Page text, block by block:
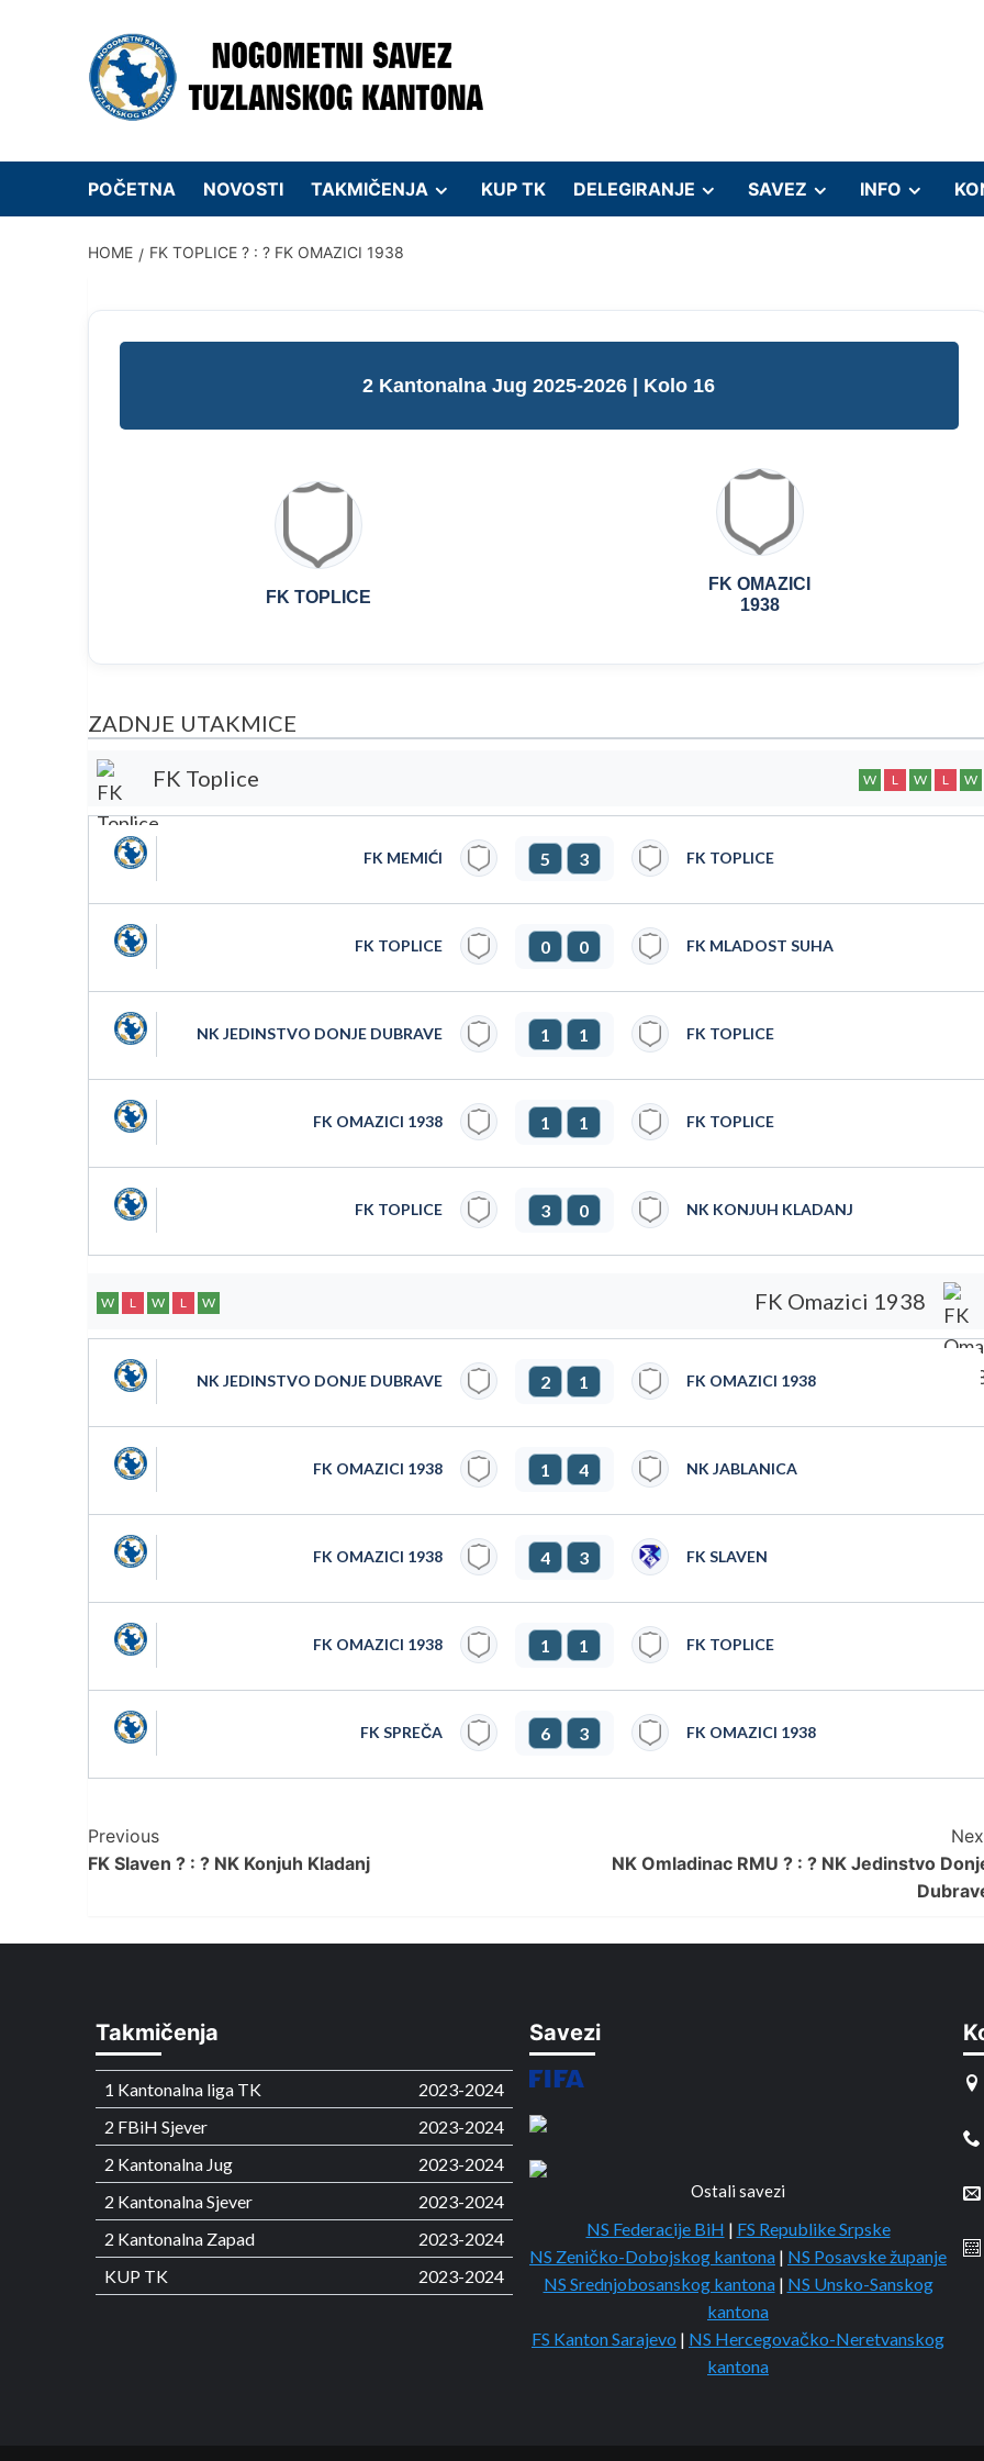
POČETNA NOVOSTI TAKMIČENJA KUP TK DELEGIRANJE SAVEZ INFO
HOME FK TOPLICE ? : ? FK OMAZICI 1938
2 Kantonalna Jug 2025-2026 | Kolo 16
FK TOPLICE
FK OMAZICI
1938
ZADNJE UTAKMICE
FK Toplice W L W L W
FK MEMIĆI 5 3 FK TOPLICE
FK TOPLICE 0 0 FK MLADOST SUHA
NK JEDINSTVO DONJE DUBRAVE 1 1 FK TOPLICE
FK OMAZICI 1938 1 1 FK TOPLICE
FK TOPLICE 3 0 NK KONJUH KLADANJ
FK Omazici 1938
W L W L W
NK JEDINSTVO DONJE DUBRAVE 2 1 FK OMAZICI 1938
FK OMAZICI 1938 1 4 NK JABLANICA
FK OMAZICI 1938 4 3 FK SLAVEN
FK OMAZICI 1938 1 1 FK TOPLICE
FK SPREČA 6 3 FK OMAZICI 1938
Post
Navigation
Previous
FK Slaven ? : ? NK Konjuh Kladanj
NK Omladinac RMU ? : ? NK Jedinstvo
Takmičenja
1 Kantonalna liga TK
2023-2024
2 FBiH Sjever
2023-2024
2 Kantonalna Jug
2023-2024
2 Kantonalna Sjever
2023-2024
2 Kantonalna Zapad
2023-2024
KUP TK
2023-2024
Savezi
Ostali savezi
NS Federacije BiH | FS Republike Srpske
NS Zeničko-Dobojskog kantona | NS Posavske županje
NS Srednjobosanskog kantona | NS Unsko-Sanskog
kantona
FS Kanton Sarajevo | NS Hercegovačko-Neretvanskog
kantona